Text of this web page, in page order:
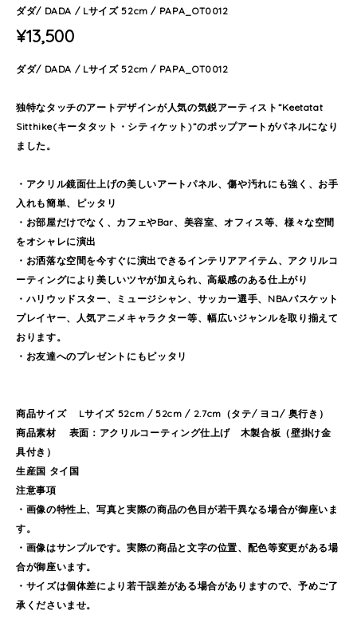
ダダ/ DADA / Lサイズ 52cm / PAPA_OT0012
¥13,500
ダダ/ DADA / Lサイズ 52cm / PAPA_OT0012
独特なタッチのアートデザインが人気の気鋭アーティスト”Keetatat
Sitthike(キータタット・シティケット)”のポップアートがパネルになり
ました。
・アクリル鏡面仕上げの美しいアートパネル、傷や汚れにも強く、お手
入れも簡単、ピッタリ
・お部屋だけでなく、カフェやBar、美容室、オフィス等、様々な空間
をオシャレに演出
・お洒落な空間を今すぐに演出できるインテリアアイテム、アクリルコ
ーティングにより美しいツヤが加えられ、高級感のある仕上がり
・ハリウッドスター、ミュージシャン、サッカー選手、NBAバスケット
プレイヤー、人気アニメキャラクター等、幅広いジャンルを取り揃えて
おります。
・お友達へのプレゼントにもピッタリ
商品サイズ Lサイズ 52cm / 52cm / 2.7cm（タテ/ ヨコ/ 奥行き）
商品素材 表面：アクリルコーティング仕上げ 木製合板（壁掛け金
具付き）
生産国 タイ国
注意事項
・画像の特性上、写真と実際の商品の色目が若干異なる場合が御座いま
す。
・画像はサンプルです。実際の商品と文字の位置、配色等変更がある場
合が御座います。
・サイズは個体差により若干誤差がある場合がありますので、予めご了
承くださいませ。